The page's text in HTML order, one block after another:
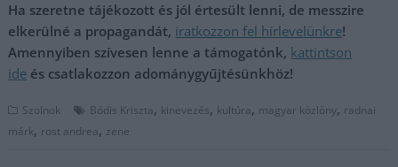
Ha szeretne tájékozott és jól értesült lenni, de messzire
elkerülné a propagandát, iratkozzon fel hírlevelünkre!
Amennyiben szívesen lenne a támogatónk, kattintson
ide és csatlakozzon adománygyűjtésünkhöz!
Szolnok Bódis Kriszta, kinevezés, kultúra, magyar közlöny, radnai
márk, rost andrea, zene